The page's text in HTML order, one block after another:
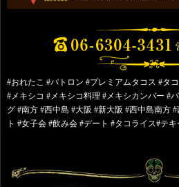
#おれたこ #パトロン #プレミアムタコス #タ
#メキシコ #メキシコ料理 #メキシカンバー #
グ #南方 #西中島 #大阪 #新大阪 #西中島南方
ト #女子会 #飲み会 #デート #タコライス#テ